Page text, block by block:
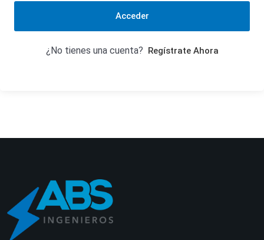
Acceder
¿No tienes una cuenta? Regístrate Ahora